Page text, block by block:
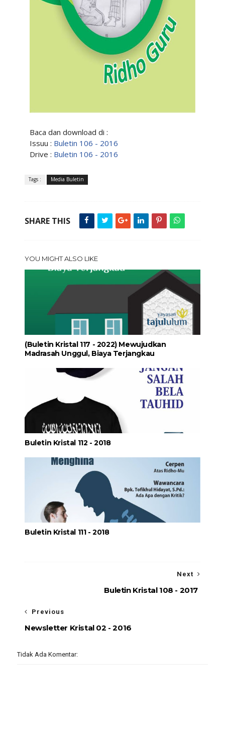
Baca dan download di :
Issuu : Buletin 106 - 2016
Drive : Buletin 106 - 2016
Tags : Media Buletin
SHARE THIS
YOU MIGHT ALSO LIKE
(Buletin Kristal 117 - 2022) Mewujudkan
Madrasah Unggul, Biaya Terjangkau
Buletin Kristal 112 - 2018
Buletin Kristal 111 - 2018
Next
Buletin Kristal 108 - 2017
Previous
Newsletter Kristal 02 - 2016
Tidak Ada Komentar: